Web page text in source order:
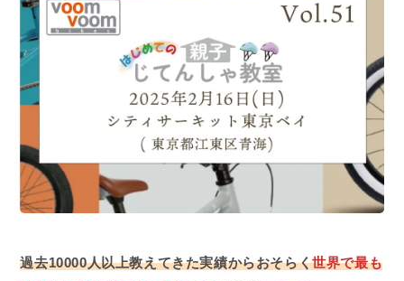
過去10000人以上教えてきた実績からおそらく世界で最も